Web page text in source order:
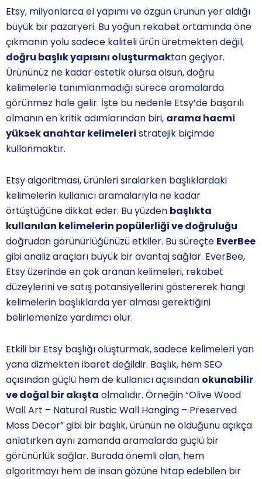
Etsy, milyonlarca el yapımı ve özgün ürünün yer aldığı
büyük bir pazaryeri. Bu yoğun rekabet ortamında öne
çıkmanın yolu sadece kaliteli ürün üretmekten değil,
doğru başlık yapısını oluşturmaktan geçiyor.
Ürününüz ne kadar estetik olursa olsun, doğru
kelimelerle tanımlanmadığı sürece aramalarda
görünmez hale gelir. İşte bu nedenle Etsy’de başarılı
olmanın en kritik adımlarından biri, arama hacmi
yüksek anahtar kelimeleri stratejik biçimde
kullanmaktır.
Etsy algoritması, ürünleri sıralarken başlıklardaki
kelimelerin kullanıcı aramalarıyla ne kadar
örtüştüğüne dikkat eder. Bu yüzden başlıkta
kullanılan kelimelerin popülerliği ve doğruluğu
doğrudan görünürlüğünüzü etkiler. Bu süreçte EverBee
gibi analiz araçları büyük bir avantaj sağlar. EverBee,
Etsy üzerinde en çok aranan kelimeleri, rekabet
düzeylerini ve satış potansiyellerini göstererek hangi
kelimelerin başlıklarda yer alması gerektiğini
belirlemenize yardımcı olur.
Etkili bir Etsy başlığı oluşturmak, sadece kelimeleri yan
yana dizmekten ibaret değildir. Başlık, hem SEO
açısından güçlü hem de kullanıcı açısından okunabilir
ve doğal bir akışta olmalıdır. Örneğin “Olive Wood
Wall Art – Natural Rustic Wall Hanging – Preserved
Moss Decor” gibi bir başlık, ürünün ne olduğunu açıkça
anlatırken aynı zamanda aramalarda güçlü bir
görünürlük sağlar. Burada önemli olan, hem
algoritmayı hem de insan gözüne hitap edebilen bir